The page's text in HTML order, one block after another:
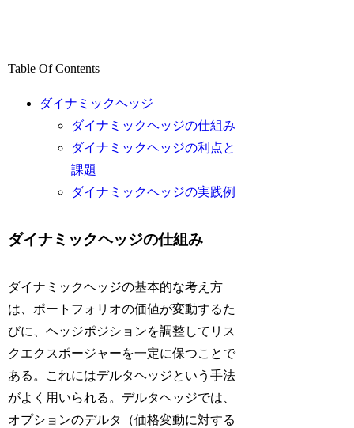
Table Of Contents
ダイナミックヘッジ
ダイナミックヘッジの仕組み
ダイナミックヘッジの利点と
課題
ダイナミックヘッジの実践例
ダイナミックヘッジの仕組み
ダイナミックヘッジの基本的な考え方
は、ポートフォリオの価値が変動するた
びに、ヘッジポジションを調整してリス
クエクスポージャーを一定に保つことで
ある。これにはデルタヘッジという手法
がよく用いられる。デルタヘッジでは、
オプションのデルタ（価格変動に対する